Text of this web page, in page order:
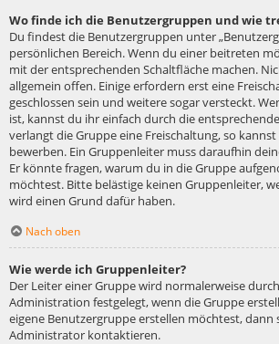
Wo finde ich die Benutzergruppen und wie
Du findest die Benutzergruppen unter
persönlichen Bereich. Wenn du einer beitreten
mit der entsprechenden Schaltfläche machen.
allgemein offen. Einige erfordern erst eine
geschlossen sein und weitere sogar versteckt.
ist, kannst du ihr einfach durch die
verlangt die Gruppe eine Freischaltung, so
bewerben. Ein Gruppenleiter muss daraufhin
Er könnte fragen, warum du in die Gruppe
möchtest. Bitte belästige keinen Gruppenleiter,
wird einen Grund dafür haben.
Nach oben
Wie werde ich Gruppenleiter?
Der Leiter einer Gruppe wird normalerweise
Administration festgelegt, wenn die Gruppe
eigene Benutzergruppe erstellen möchtest, dann
Administrator kontaktieren.